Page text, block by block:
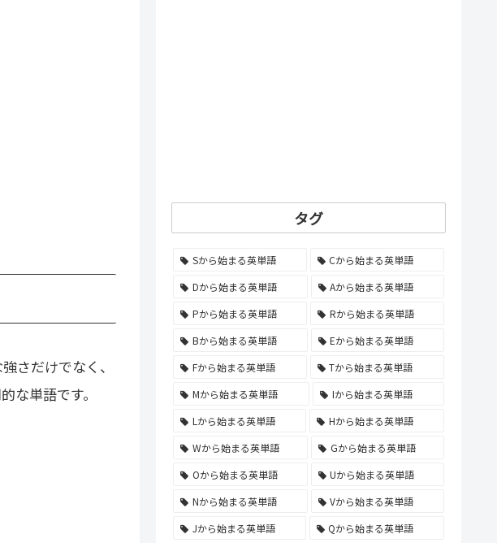
さだけでなく、
な単語です。
タグ
Sから始まる英単語
Cから始まる英単語
Dから始まる英単語
Aから始まる英単語
Pから始まる英単語
Rから始まる英単語
Bから始まる英単語
Eから始まる英単語
Fから始まる英単語
Tから始まる英単語
Mから始まる英単語
Iから始まる英単語
Lから始まる英単語
Hから始まる英単語
Wから始まる英単語
Gから始まる英単語
Oから始まる英単語
Uから始まる英単語
Nから始まる英単語
Vから始まる英単語
Jから始まる英単語
Qから始まる英単語